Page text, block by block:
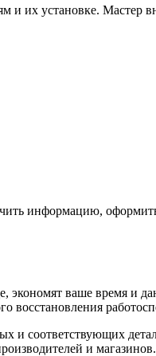
и их установке. Мастер
информацию, оформить
ваше время и
восстановления
и соответствующих
и магазинов.